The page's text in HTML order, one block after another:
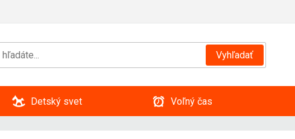
Vyhľadať
Detský svet Voľný čas